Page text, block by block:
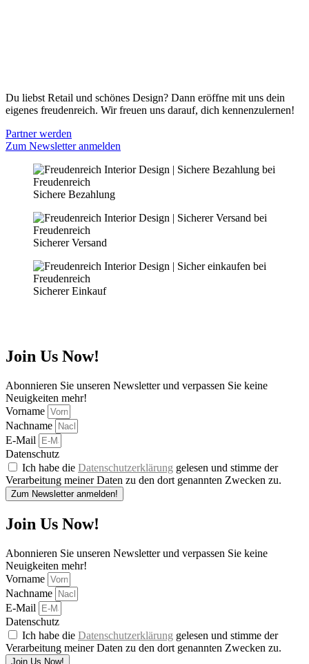
Du liebst Retail und schönes Design? Dann eröffne mit uns dein
eigenes freudenreich. Wir freuen uns darauf, dich kennenzulernen!
Partner werden
Zum Newsletter anmelden
Sichere Bezahlung
Sicherer Versand
Sicherer Einkauf
Join Us Now!
Abonnieren Sie unseren Newsletter und verpassen Sie keine
Neuigkeiten mehr!
Vorname
Nachname
E-Mail
Datenschutz
Ich habe die Datenschutzerklärung gelesen und stimme der
Verarbeitung meiner Daten zu den dort genannten Zwecken zu.
Zum Newsletter anmelden!
Join Us Now!
Abonnieren Sie unseren Newsletter und verpassen Sie keine
Neuigkeiten mehr!
Vorname
Nachname
E-Mail
Datenschutz
Ich habe die Datenschutzerklärung gelesen und stimme der
Verarbeitung meiner Daten zu den dort genannten Zwecken zu.
Join Us Now!